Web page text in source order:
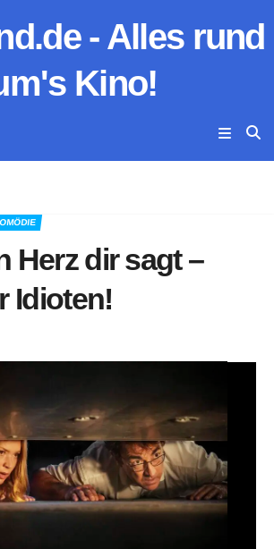
- Alles rund
Kino!
Herz dir sagt –
Idioten!